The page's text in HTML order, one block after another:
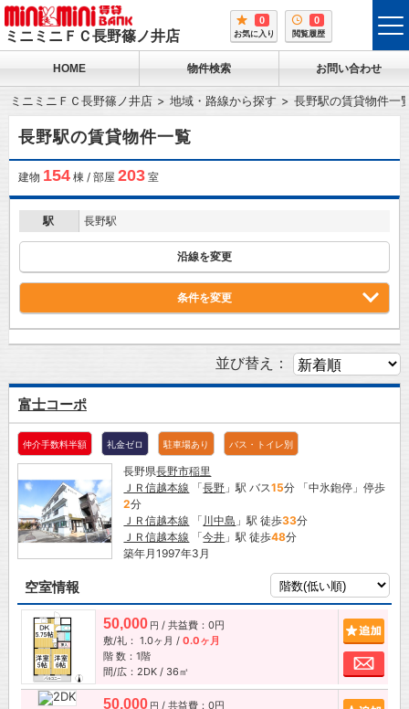
ミニミニＦＣ長野篠ノ井店
0
お気に入り
0
閲覧履歴
HOME 物件検索 お問い合わせ
ミニミニＦＣ長野篠ノ井店 地域・路線から探す 長野駅の賃貸物件一
長野駅の賃貸物件一覧
建物 154棟 / 部屋 203室
駅 長野駅
沿線を変更
条件を変更
並び替え：
富士コーポ
仲介手数料半額 礼金ゼロ 駐車場あり バス・トイレ別
長野県長野市稲里
ＪＲ信越本線 「長野 」駅 バス15分 「中氷鉋停」停歩
2分
ＪＲ信越本線 「 川中島 」駅 徒歩33分
ＪＲ信越本線 「今井 」駅 徒歩48分
築年月1997年3月
空室情報
50,000 円 / 共益費：0円
敷/礼： 1.0ヶ月 / 0.0ヶ月
階 数：1階
間/広：2DK / 36㎡
お
50,000 円 / 共益費：0円